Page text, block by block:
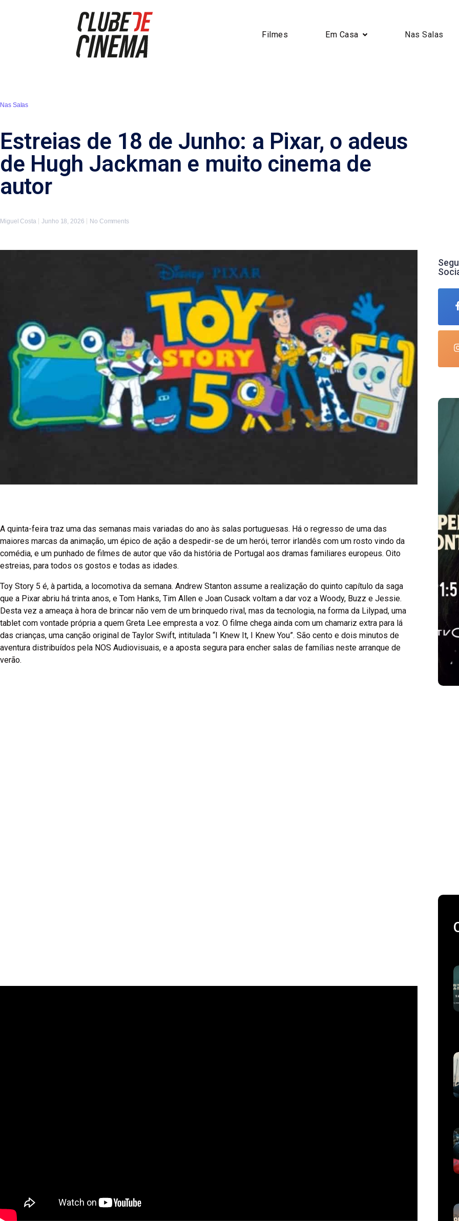
Filmes Em Casa Nas Salas
Nas Salas
Estreias de 18 de Junho: a Pixar, o adeus
de Hugh Jackman e muito cinema de
autor
Miguel Costa Junho 18, 2026 No Comments
A quinta-feira traz uma das semanas mais variadas do ano às salas portuguesas. Há o regresso de uma das
maiores marcas da animação, um épico de ação a despedir-se de um herói, terror irlandês com um rosto vindo da
comédia, e um punhado de filmes de autor que vão da história de Portugal aos dramas familiares europeus. Oito
estreias, para todos os gostos e todas as idades.
Toy Story 5 é, à partida, a locomotiva da semana. Andrew Stanton assume a realização do quinto capítulo da saga
que a Pixar abriu há trinta anos, e Tom Hanks, Tim Allen e Joan Cusack voltam a dar voz a Woody, Buzz e Jessie.
Desta vez a ameaça à hora de brincar não vem de um brinquedo rival, mas da tecnologia, na forma da Lilypad, uma
tablet com vontade própria a quem Greta Lee empresta a voz. O filme chega ainda com um chamariz extra para lá
das crianças, uma canção original de Taylor Swift, intitulada “I Knew It, I Knew You”. São cento e dois minutos de
aventura distribuídos pela NOS Audiovisuais, e a aposta segura para encher salas de famílias neste arranque de
verão.
“Spider-Man: Brand
New Day” já é a
estreia global de
sempre
Agosto 4, 2026 / Miguel Costa